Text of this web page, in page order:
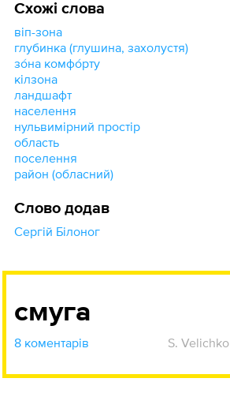
Схожі слова
віп-зона
глубинка (глушина, захолустя)
зо́на комфо́рту
кілзона
ландшафт
населення
нульвимірний простір
область
поселення
район (обласний)
Слово додав
Сергій Білоног
смуга
8 коментарів S. Velichko